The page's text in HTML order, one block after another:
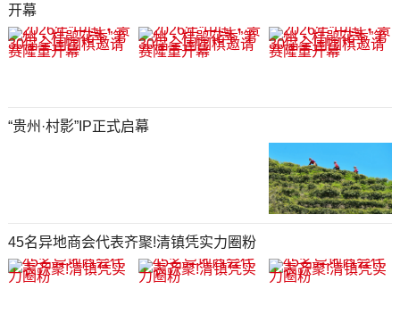
开幕
“贵州·村影”IP正式启幕
45名异地商会代表齐聚!清镇凭实力圈粉